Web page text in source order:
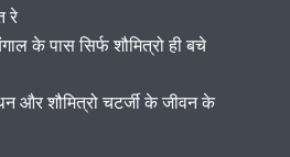
रे
के पास सिर्फ शौमित्रो ही बचे
शौमित्रो चटर्जी के जीवन के